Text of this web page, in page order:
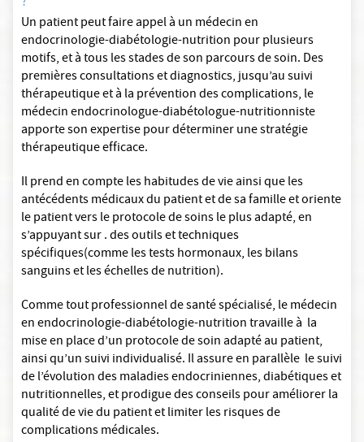
Un patient peut faire appel à un médecin en
endocrinologie-diabétologie-nutrition pour plusieurs
motifs, et à tous les stades de son parcours de soin. Des
premières consultations et diagnostics, jusqu’au suivi
thérapeutique et à la prévention des complications, le
médecin endocrinologue-diabétologue-nutritionniste
apporte son expertise pour déterminer une stratégie
thérapeutique efficace.
Il prend en compte les habitudes de vie ainsi que les
antécédents médicaux du patient et de sa famille et oriente
le patient vers le protocole de soins le plus adapté, en
s’appuyant sur . des outils et techniques
spécifiques(comme les tests hormonaux, les bilans
sanguins et les échelles de nutrition).
Comme tout professionnel de santé spécialisé, le médecin
en endocrinologie-diabétologie-nutrition travaille à la
mise en place d’un protocole de soin adapté au patient,
ainsi qu’un suivi individualisé. Il assure en parallèle le suivi
de l’évolution des maladies endocriniennes, diabétiques et
nutritionnelles, et prodigue des conseils pour améliorer la
qualité de vie du patient et limiter les risques de
complications médicales.